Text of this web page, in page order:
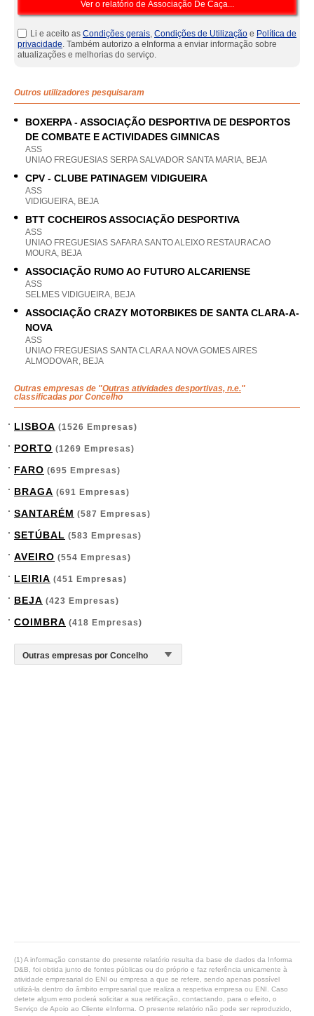
Li e aceito as Condições gerais, Condições de Utilização e Política de
privacidade. Também autorizo a eInforma a enviar informação sobre
atualizações e melhorias do serviço.
Outros utilizadores pesquisaram
BOXERPA - ASSOCIAÇÃO DESPORTIVA DE DESPORTOS
DE COMBATE E ACTIVIDADES GIMNICAS
ASS
UNIAO FREGUESIAS SERPA SALVADOR SANTA MARIA, BEJA
CPV - CLUBE PATINAGEM VIDIGUEIRA
ASS
VIDIGUEIRA, BEJA
BTT COCHEIROS ASSOCIAÇÃO DESPORTIVA
ASS
UNIAO FREGUESIAS SAFARA SANTO ALEIXO RESTAURACAO
MOURA, BEJA
ASSOCIAÇÃO RUMO AO FUTURO ALCARIENSE
ASS
SELMES VIDIGUEIRA, BEJA
ASSOCIAÇÃO CRAZY MOTORBIKES DE SANTA CLARA-A-
NOVA
ASS
UNIAO FREGUESIAS SANTA CLARA A NOVA GOMES AIRES
ALMODOVAR, BEJA
Outras empresas de "Outras atividades desportivas, n.e."
classificadas por Concelho
LISBOA (1526 Empresas)
PORTO (1269 Empresas)
FARO (695 Empresas)
BRAGA (691 Empresas)
SANTARÉM (587 Empresas)
SETÚBAL (583 Empresas)
AVEIRO (554 Empresas)
LEIRIA (451 Empresas)
BEJA (423 Empresas)
COIMBRA (418 Empresas)
(1) A informação constante do presente relatório resulta da base de dados da Informa
D&B, foi obtida junto de fontes públicas ou do próprio e faz referência unicamente à
atividade empresarial do ENI ou empresa a que se refere, sendo apenas possível
utilizá-la dentro do âmbito empresarial que realiza a respetiva empresa ou ENI. Caso
detete algum erro poderá solicitar a sua retificação, contactando, para o efeito, o
Serviço de Apoio ao Cliente eInforma. O presente relatório não pode ser reproduzido,